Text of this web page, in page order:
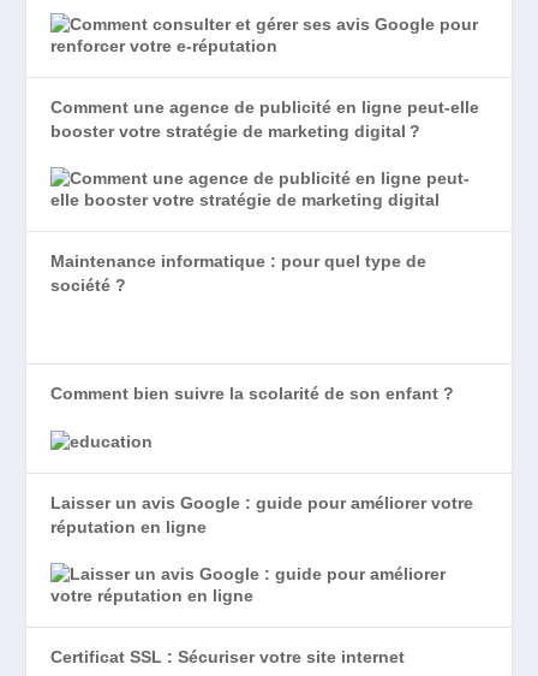
Comment une agence de publicité en ligne peut-elle
booster votre stratégie de marketing digital ?
Maintenance informatique : pour quel type de
société ?
Comment bien suivre la scolarité de son enfant ?
Laisser un avis Google : guide pour améliorer votre
réputation en ligne
Certificat SSL : Sécuriser votre site internet